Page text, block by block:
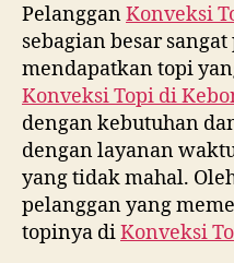
PelangganKonveksi
sebagian besar
mendapatkan topi
Konveksi Topi di
dengan kebutuhan
dengan layanan
yang tidak mahal.
pelanggan yang
topinya diKonveksi